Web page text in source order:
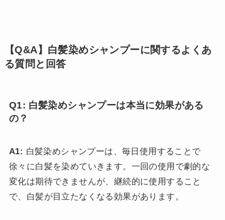
【Q&A】白髪染めシャンプーに関するよくあ
る質問と回答
Q1: 白髪染めシャンプーは本当に効果がある
の？
A1: 白髪染めシャンプーは、毎日使用することで
徐々に白髪を染めていきます。一回の使用で劇的な
変化は期待できませんが、継続的に使用すること
で、白髪が目立たなくなる効果があります。